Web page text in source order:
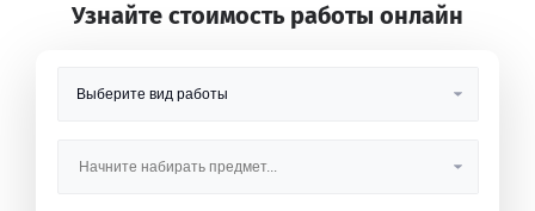
Узнайте стоимость работы онлайн